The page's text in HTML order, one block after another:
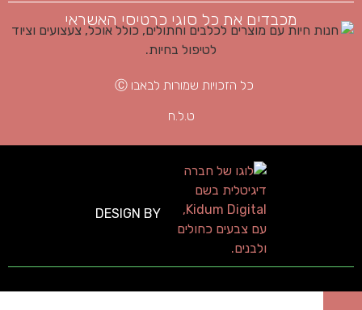
מכבדים את כל סוגי כרטיסי האשראי
כל הזכויות שמורות לבאבו Ⓒ
ט.ל.ח
DESIGN BY